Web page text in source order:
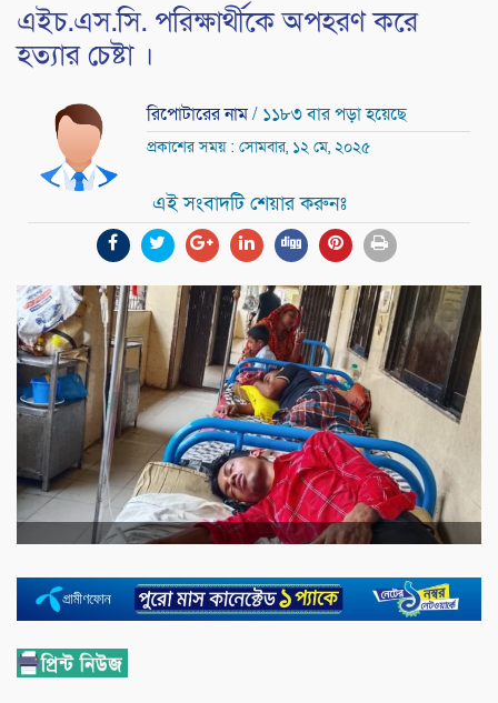
এইচ.এস.সি. পরিক্ষার্থীকে অপহরণ করে
হত্যার চেষ্টা ।
রিপোটারের নাম/ ১১৮৩ বার পড়া হয়েছে
প্রকাশের সময় : সোমবার, ১২ মে, ২০২৫
এই সংবাদটি শেয়ার করুনঃ